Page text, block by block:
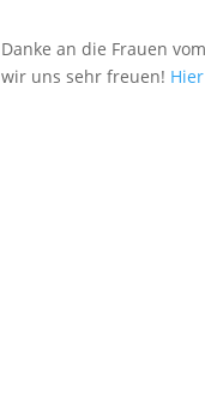
Danke an die Frauen
wir uns sehr freuen! Hier